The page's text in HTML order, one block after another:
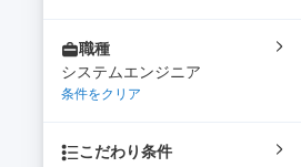
職種
システムエンジニア
条件をクリア
こだわり条件